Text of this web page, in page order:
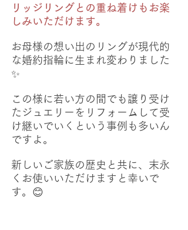
リッジリングとの重ね着けもお楽
しみいただけます。
お母様の想い出のリングが現代的
な婚約指輪に生まれ変わりました
✨
この様に若い方の間でも譲り受け
たジュエリーをリフォームして受
け継いでいくという事例も多いん
ですよ。
新しいご家族の歴史と共に、末永
くお使いいただけますと幸いで
す。 😊